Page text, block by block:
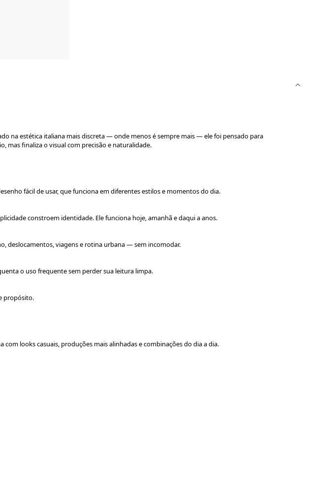
na estética italiana mais discreta — onde menos é sempre mais — ele foi pensado para
mas finaliza o visual com precisão e naturalidade.
fácil de usar, que funciona em diferentes estilos e momentos do dia.
constroem identidade. Ele funciona hoje, amanhã e daqui a anos.
deslocamentos, viagens e rotina urbana — sem incomodar.
o uso frequente sem perder sua leitura limpa.
propósito.
looks casuais, produções mais alinhadas e combinações do dia a dia.